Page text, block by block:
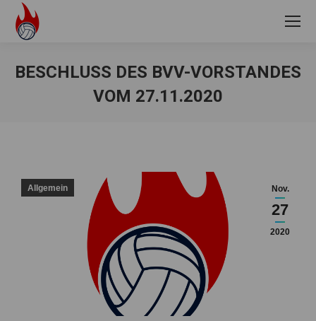
BESCHLUSS DES BVV-VORSTANDES
VOM 27.11.2020
Nov.
27
2020
Allgemein